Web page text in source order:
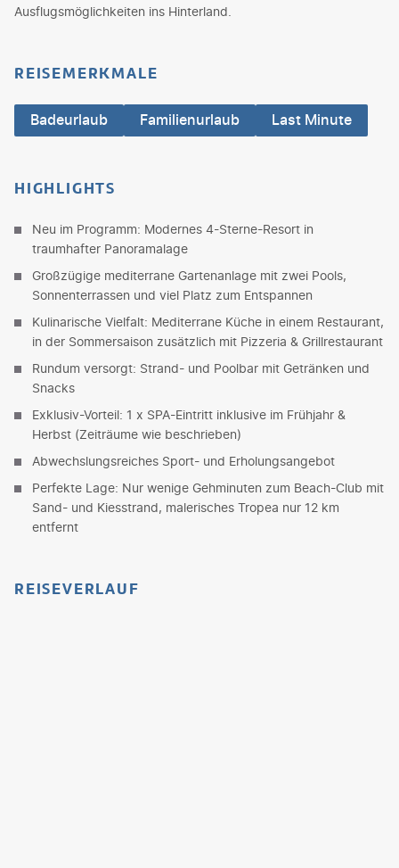
Ausflugsmöglichkeiten ins Hinterland.
REISEMERKMALE
Badeurlaub Familienurlaub Last Minute
HIGHLIGHTS
Neu im Programm: Modernes 4-Sterne-Resort in
traumhafter Panoramalage
Großzügige mediterrane Gartenanlage mit zwei Pools,
Sonnenterrassen und viel Platz zum Entspannen
Kulinarische Vielfalt: Mediterrane Küche in einem Restaurant,
in der Sommersaison zusätzlich mit Pizzeria & Grillrestaurant
Rundum versorgt: Strand- und Poolbar mit Getränken und
Snacks
Exklusiv-Vorteil: 1 x SPA-Eintritt inklusive im Frühjahr &
Herbst (Zeiträume wie beschrieben)
Abwechslungsreiches Sport- und Erholungsangebot
Perfekte Lage: Nur wenige Gehminuten zum Beach-Club mit
Sand- und Kiesstrand, malerisches Tropea nur 12 km
entfernt
REISEVERLAUF